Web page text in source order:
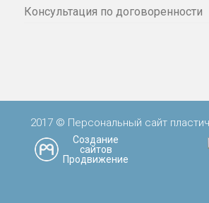
Консультация по договоренности
2017 © Персональный сайт
Создание
сайтов
Продвижение